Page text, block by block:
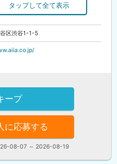
ア事業
コンテンツ（アプリ）：「乃木坂46リ
ときめきLOVEストーリー」
ロスワードパクロス」「ペイントロ
スーパーペイントロジック」
1971年（昭和46年）9月16日
区渋谷1-1-5
ープ
に応募する
08-07 ～ 2026-08-19